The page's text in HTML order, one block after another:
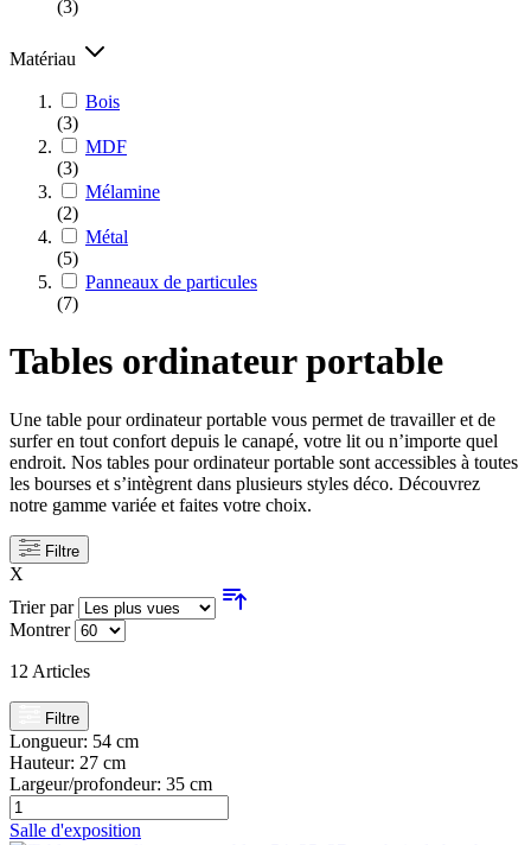
(3)
Matériau
Bois
(3)
MDF
(3)
Mélamine
(2)
Métal
(5)
Panneaux de particules
(7)
Tables ordinateur portable
Une table pour ordinateur portable vous permet de travailler et de
surfer en tout confort depuis le canapé, votre lit ou n’importe quel
endroit. Nos tables pour ordinateur portable sont accessibles à toutes
les bourses et s’intègrent dans plusieurs styles déco. Découvrez
notre gamme variée et faites votre choix.
Filtre
X
Trier par
Montrer
12 Articles
Filtre
Longueur: 54 cm
Hauteur: 27 cm
Largeur/profondeur: 35 cm
Salle d'exposition